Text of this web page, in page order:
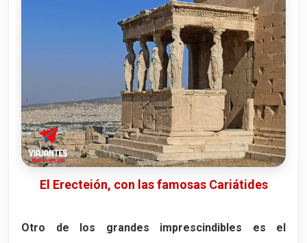
El Erecteión, con las famosas Cariátides
Otro de los grandes imprescindibles es el